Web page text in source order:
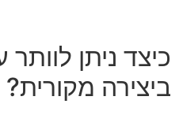
כיצד ניתן לוותר
ביצירה מקורית?